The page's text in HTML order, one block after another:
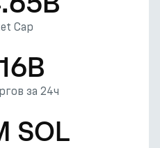
Cap
за 24ч
SOL